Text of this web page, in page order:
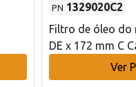
PN 1329020C2
Filtro de óleo
DE x 172 mm C
Ver